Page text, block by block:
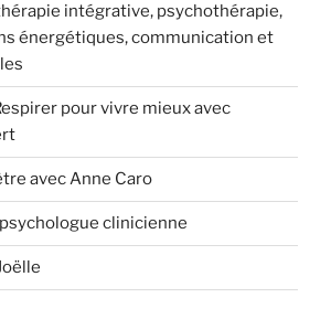
intégrative, psychothérapie,
énergétiques, communication et
pour vivre mieux avec
avec Anne Caro
clinicienne